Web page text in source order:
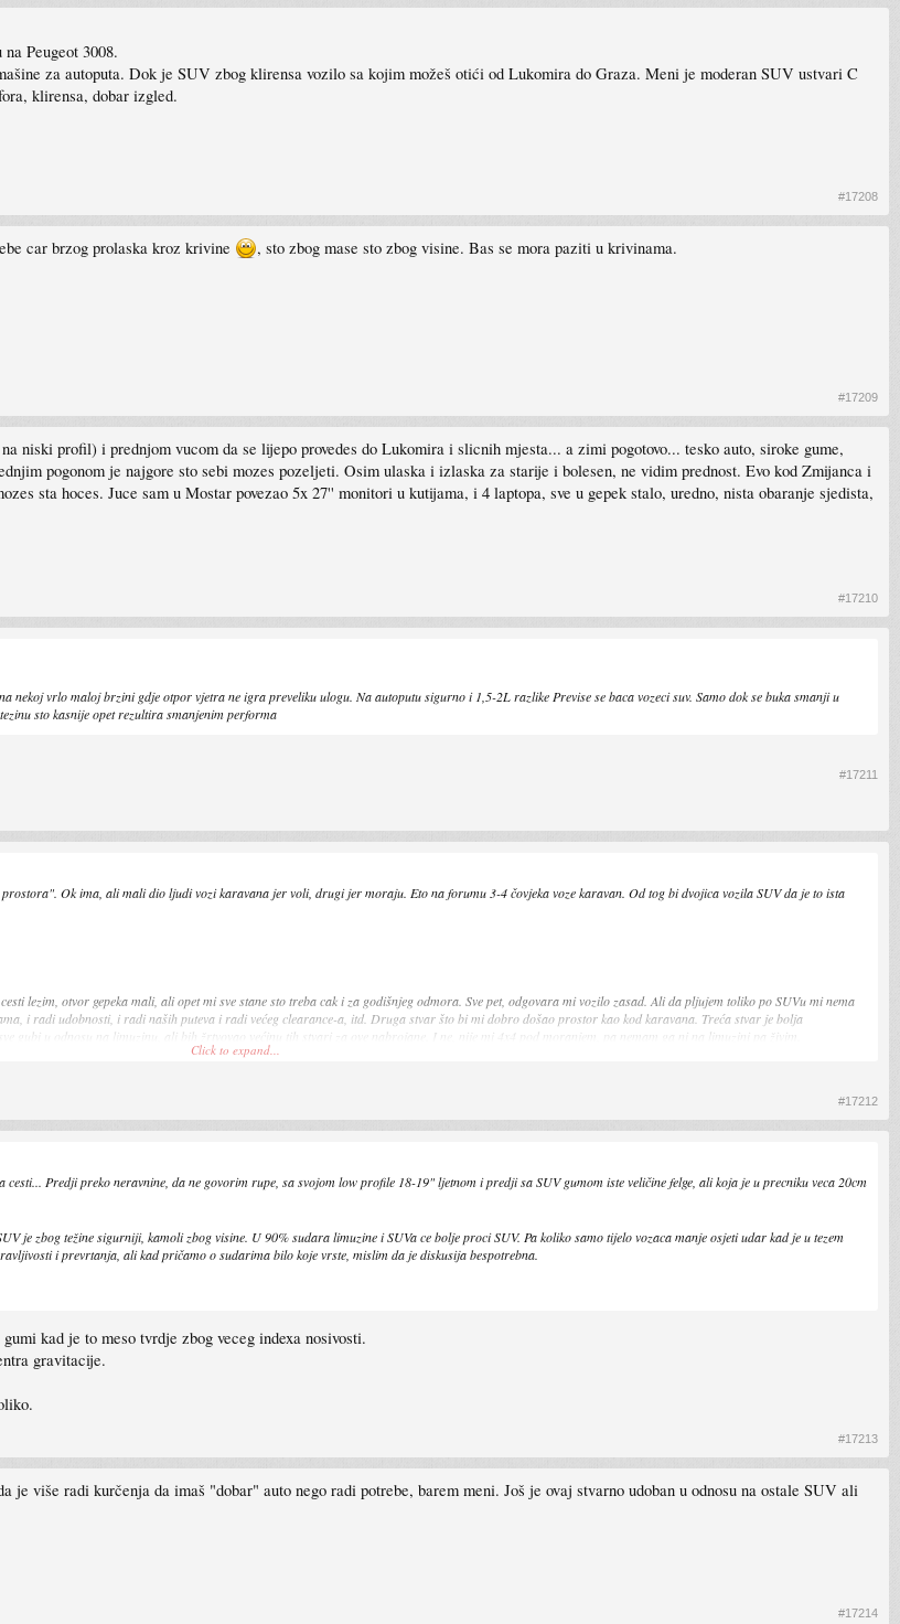
Peugeot 3008.
za autoputa. Dok je SUV zbog klirensa vozilo sa kojim možeš otići od Lukomira do Graza. Meni je moderan SUV ustvari C
klirensa, dobar izgled.
#17208
car brzog prolaska kroz krivine , sto zbog mase sto zbog visine. Bas se mora paziti u krivinama.
#17209
niski profil) i prednjom vucom da se lijepo provedes do Lukomira i slicnih mjesta... a zimi pogotovo... tesko auto, siroke gume,
pogonom je najgore sto sebi mozes pozeljeti. Osim ulaska i izlaska za starije i bolesen, ne vidim prednost. Evo kod Zmijanca i
sta hoces. Juce sam u Mostar povezao 5x 27'' monitori u kutijama, i 4 laptopa, sve u gepek stalo, uredno, nista obaranje sjedista,
#17210
nekoj vrlo maloj brzini gdje otpor vjetra ne igra preveliku ulogu. Na autoputu sigurno i 1,5-2L razlike Previse se baca vozeci suv. Samo dok se buka smanji u
sto kasnije opet rezultira smanjenim performa
#17211
Ok ima, ali mali dio ljudi vozi karavana jer voli, drugi jer moraju. Eto na forumu 3-4 čovjeka voze karavan. Od tog bi dvojica vozila SUV da je to ista
lezim, otvor gepeka mali, ali opet mi sve stane sto treba cak i za godišnjeg odmora. Sve pet, odgovara mi vozilo zasad. Ali da pljujem toliko po SUVu mi nema
i radi udobnosti, i radi naših puteva i radi većeg clearance-a, itd. Druga stvar što bi mi dobro došao prostor kao kod karavana. Treća stvar je bolja
gubi u odnosu na limuzinu, ali bih žrtvovao većinu tih stvari za ove nabrojane. I ne, nije mi 4x4 pod moranjem, pa nemam ga ni na limuzini pa živim.
Click to expand...
#17212
cesti... Predji preko neravnine, da ne govorim rupe, sa svojom low profile 18-19" ljetnom i predji sa SUV gumom iste veličine felge, ali koja je u precniku veca 20cm
je zbog težine sigurniji, kamoli zbog visine. U 90% sudara limuzine i SUVa ce bolje proci SUV. Pa koliko samo tijelo vozaca manje osjeti udar kad je u tezem
i prevrtanja, ali kad pričamo o sudarima bilo koje vrste, mislim da je diskusija bespotrebna.
kad je to meso tvrdje zbog veceg indexa nosivosti.
gravitacije.
#17213
je više radi kurčenja da imaš "dobar" auto nego radi potrebe, barem meni. Još je ovaj stvarno udoban u odnosu na ostale SUV ali
#17214